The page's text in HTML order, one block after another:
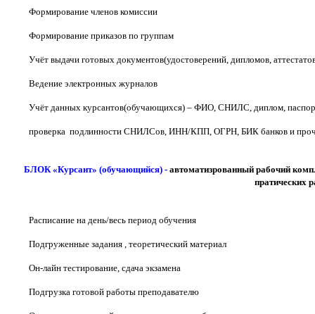
Формирование членов комиссии
Формирование приказов по группам
Учёт выдачи готовых документов(удостоверений, дипломов,
Ведение электронных журналов
Учёт данных курсантов(обучающихся) – ФИО, СНИЛС, диплом,
проверка подлинности СНИЛСов, ИНН/КПП, ОГРН, БИК банков и
БЛОК «Курсант» (обучающийся) - автоматизрованный рабочий
пратических
Расписание на день/весь период обучения
Подгруженные задания , теоретический материал
Он-лайн тестирование, сдача экзамена
Подгрузка готовой работы преподавателю